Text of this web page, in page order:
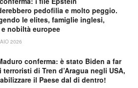
pedofilia e molto peggio.
le elites, famiglie inglesi,
nobiltà europee
2026
conferma: è stato Biden a far
terroristi di Tren d’Aragua negli USA,
il Paese dal di dentro!